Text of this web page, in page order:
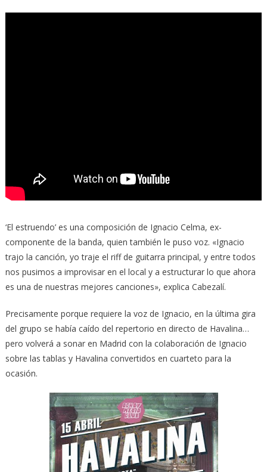
‘El estruendo’ es una composición de Ignacio Celma, ex-
componente de la banda, quien también le puso voz. «Ignacio
trajo la canción, yo traje el riff de guitarra principal, y entre todos
nos pusimos a improvisar en el local y a estructurar lo que ahora
es una de nuestras mejores canciones», explica Cabezalí.
Precisamente porque requiere la voz de Ignacio, en la última gira
del grupo se había caído del repertorio en directo de Havalina…
pero volverá a sonar en Madrid con la colaboración de Ignacio
sobre las tablas y Havalina convertidos en cuarteto para la
ocasión.